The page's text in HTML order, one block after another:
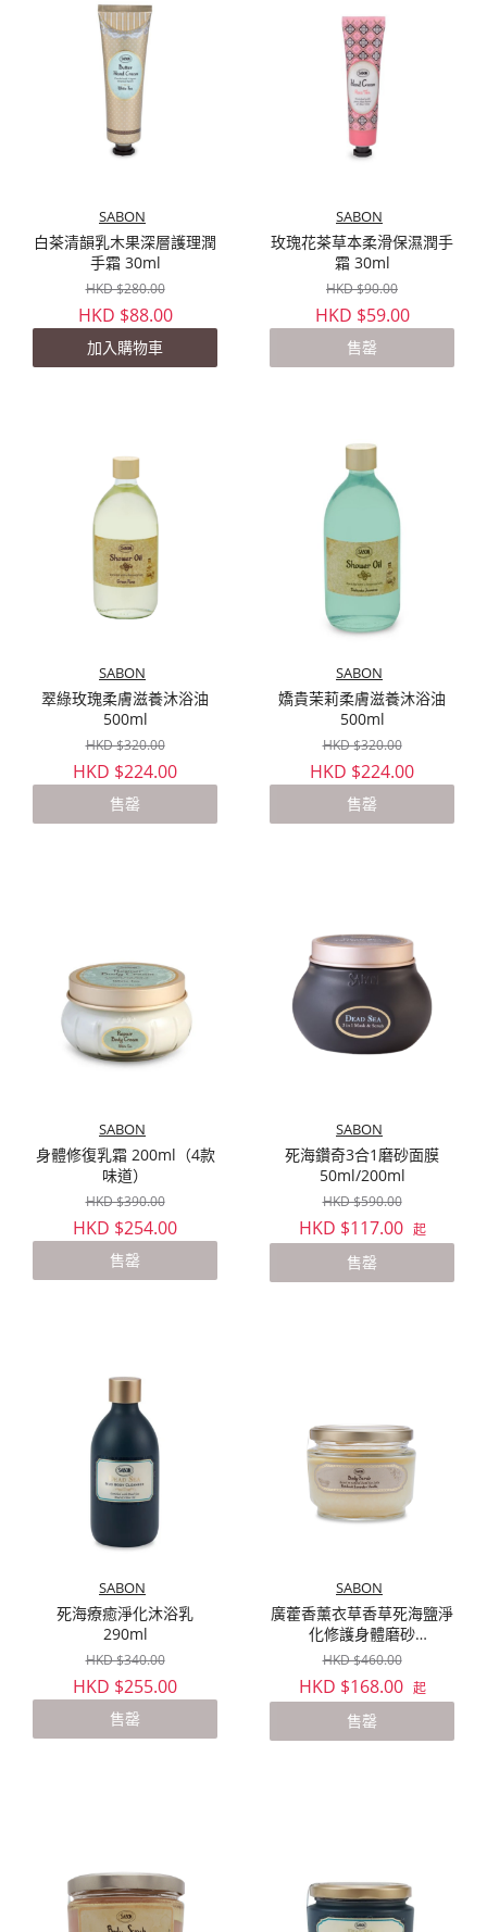
SABON
白茶清韻乳木果深層護理潤
手霜 30ml
HKD $280.00
HKD $88.00
加入購物車
SABON
玫瑰花茶草本柔滑保濕潤手
霜 30ml
HKD $90.00
HKD $59.00
售罄
SABON
翠綠玫瑰柔膚滋養沐浴油
500ml
HKD $320.00
HKD $224.00
售罄
SABON
嬌貴茉莉柔膚滋養沐浴油
500ml
HKD $320.00
HKD $224.00
售罄
SABON
身體修復乳霜 200ml（4款
味道）
HKD $390.00
HKD $254.00
售罄
SABON
死海鑽奇3合1磨砂面膜
50ml/200ml
HKD $590.00
HKD $117.00 起
售罄
SABON
死海療癒淨化沐浴乳
290ml
HKD $340.00
HKD $255.00
售罄
SABON
廣藿香薰衣草香草死海鹽淨
化修護身體磨砂
320g/600g
HKD $460.00
HKD $168.00 起
售罄